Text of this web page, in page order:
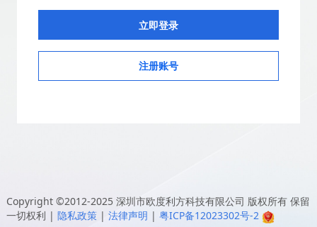
注册账号
Copyright ©2012-2025 深圳市欧度利方科技有限公司 版权所有 保留
一切权利 | 隐私政策 | 法律声明 | 粤ICP备12023302号-2